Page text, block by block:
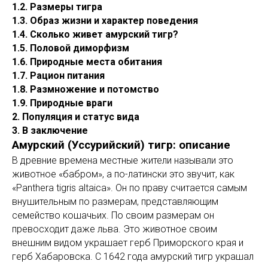
1.2. Размеры тигра
1.3. Образ жизни и характер поведения
1.4. Сколько живет амурский тигр?
1.5. Половой диморфизм
1.6. Природные места обитания
1.7. Рацион питания
1.8. Размножение и потомство
1.9. Природные враги
2. Популяция и статус вида
3. В заключение
Амурский (Уссурийский) тигр: описание
В древние времена местные жители называли это
животное «бабром», а по-латински это звучит, как
«Panthera tigris altaica». Он по праву считается самым
внушительным по размерам, представляющим
семейство кошачьих. По своим размерам он
превосходит даже льва. Это животное своим
внешним видом украшает герб Приморского края и
герб Хабаровска. С 1642 года амурский тигр украшал